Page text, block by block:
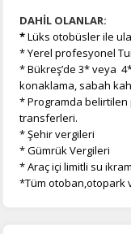
DAHİL OLANLAR:
*Lüks otobüsler ile
* Yerel profesyonel
* Bükreş’de 3* veya 4
konaklama, sabah
* Programda belirtilen
transferleri.
* Şehir vergileri
* Gümrük Vergileri
* Araç içi limitli su
*Tüm otoban,otopark